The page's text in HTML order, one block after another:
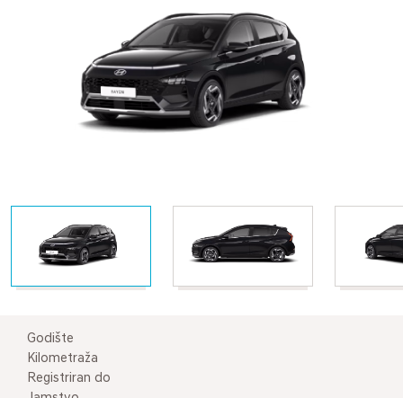
Godište
Kilometraža
Registriran do